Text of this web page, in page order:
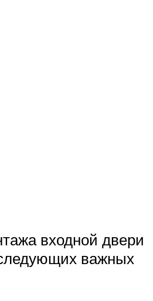
входной двери
важных